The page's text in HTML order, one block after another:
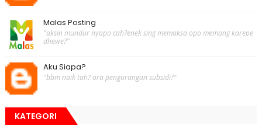
Malas Posting
"aksin mundur nyapo cah?enek sing memaksa opo memang karepe
dhewe?"
Aku Siapa?
"bbm naik tah? ora pengurangan subsidi?"
KATEGORI